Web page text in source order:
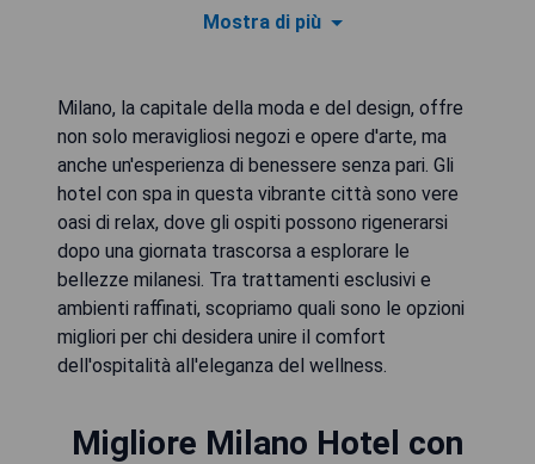
Mostra di più
Milano, la capitale della moda e del design, offre
non solo meravigliosi negozi e opere d'arte, ma
anche un'esperienza di benessere senza pari. Gli
hotel con spa in questa vibrante città sono vere
oasi di relax, dove gli ospiti possono rigenerarsi
dopo una giornata trascorsa a esplorare le
bellezze milanesi. Tra trattamenti esclusivi e
ambienti raffinati, scopriamo quali sono le opzioni
migliori per chi desidera unire il comfort
dell'ospitalità all'eleganza del wellness.
Migliore Milano Hotel con